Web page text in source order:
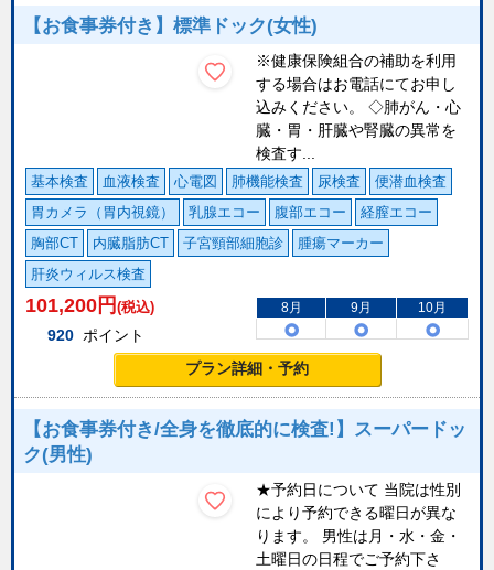
【お食事券付き】標準ドック(女性)
※健康保険組合の補助を利用
する場合はお電話にてお申し
込みください。 ◇肺がん・心
臓・胃・肝臓や腎臓の異常を
検査す...
基本検査 血液検査 心電図 肺機能検査 尿検査
便潜血検査
胃カメラ（胃内視鏡）
乳腺エコー 腹部エコー
経膣エコー
胸部CT
内臓脂肪CT 子宮頸部細胞診
腫瘍マーカー
肝炎ウィルス検査
101,200 円 (税込)
920 ポイント
8月 9月 10月
プラン詳細・予約
【お食事券付き/全身を徹底的に検査!】スーパードッ
ク(男性)
★予約日について 当院は性別
により予約できる曜日が異な
ります。 男性は月・水・金・
土曜日の日程でご予約下さ